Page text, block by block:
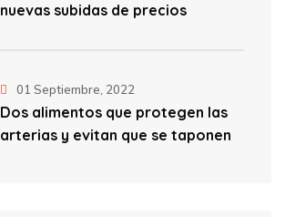
nuevas subidas de precios
01 Septiembre, 2022
Dos alimentos que protegen las
arterias y evitan que se taponen